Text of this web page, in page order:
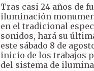
Tras casi 24 años de
iluminación
en el tradicional
sonidos, hará su
este sábado 8 de
inicio de los trabajos
del sistema de